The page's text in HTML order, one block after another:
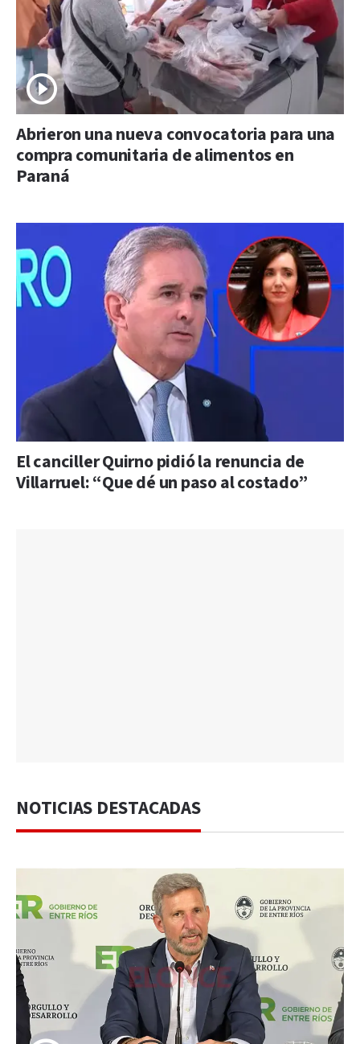
Abrieron una nueva convocatoria para una
compra comunitaria de alimentos en
Paraná
El canciller Quirno pidió la renuncia de
Villarruel: “Que dé un paso al costado”
NOTICIAS DESTACADAS